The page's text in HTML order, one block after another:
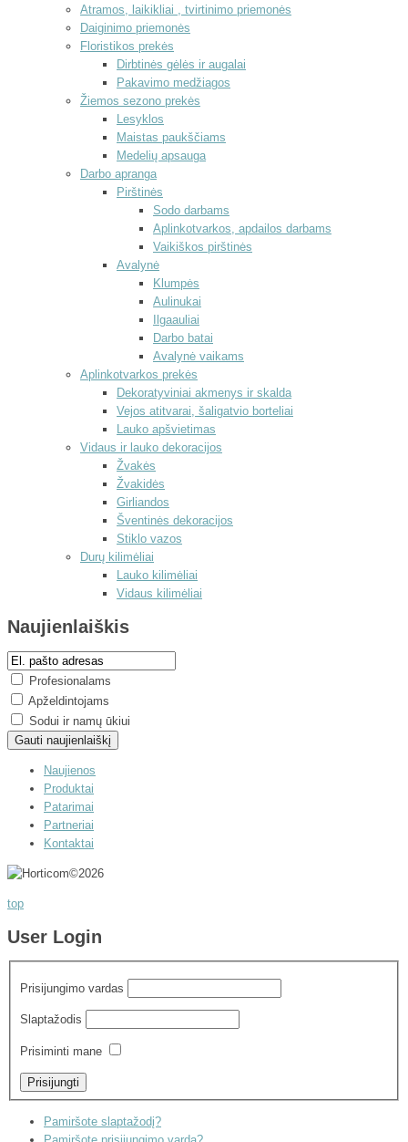
Atramos, laikikliai , tvirtinimo priemonės
Daiginimo priemonės
Floristikos prekės
Dirbtinės gėlės ir augalai
Pakavimo medžiagos
Žiemos sezono prekės
Lesyklos
Maistas paukščiams
Medelių apsauga
Darbo apranga
Pirštinės
Sodo darbams
Aplinkotvarkos, apdailos darbams
Vaikiškos pirštinės
Avalynė
Klumpės
Aulinukai
Ilgaauliai
Darbo batai
Avalynė vaikams
Aplinkotvarkos prekės
Dekoratyviniai akmenys ir skalda
Vejos atitvarai, šaligatvio borteliai
Lauko apšvietimas
Vidaus ir lauko dekoracijos
Žvakės
Žvakidės
Girliandos
Šventinės dekoracijos
Stiklo vazos
Durų kilimėliai
Lauko kilimėliai
Vidaus kilimėliai
Naujienlaiškis
Profesionalams
Apželdintojams
Sodui ir namų ūkiui
Naujienos
Produktai
Patarimai
Partneriai
Kontaktai
©2026
top
User Login
Prisijungimo vardas
Slaptažodis
Prisiminti mane
Pamiršote slaptažodį?